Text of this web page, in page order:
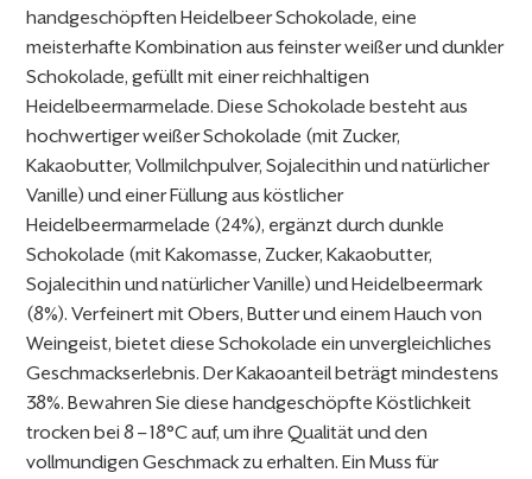
handgeschöpften Heidelbeer Schokolade, eine
meisterhafte Kombination aus feinster weißer und dunkler
Schokolade, gefüllt mit einer reichhaltigen
Heidelbeermarmelade. Diese Schokolade besteht aus
hochwertiger weißer Schokolade (mit Zucker,
Kakaobutter, Vollmilchpulver, Sojalecithin und natürlicher
Vanille) und einer Füllung aus köstlicher
Heidelbeermarmelade (24%), ergänzt durch dunkle
Schokolade (mit Kakomasse, Zucker, Kakaobutter,
Sojalecithin und natürlicher Vanille) und Heidelbeermark
(8%). Verfeinert mit Obers, Butter und einem Hauch von
Weingeist, bietet diese Schokolade ein unvergleichliches
Geschmackserlebnis. Der Kakaoanteil beträgt mindestens
38%. Bewahren Sie diese handgeschöpfte Köstlichkeit
trocken bei 8 – 18°C auf, um ihre Qualität und den
vollmundigen Geschmack zu erhalten. Ein Muss für